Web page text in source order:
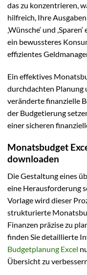
das zu konzentrieren,
hilfreich, Ihre
‚Wünsche‘ und
ein bewussteres
effizientes
Ein effektives
durchdachten Planung
veränderte finanzielle
der Budgetierung
einer sicheren
Monatsbudget
downloaden
Die Gestaltung eines
eine Herausforderung
Vorlage wird dieser
strukturierte
Finanzen präzise zu
finden Sie detaillierte
Budgetplanung Excel
Übersicht zu